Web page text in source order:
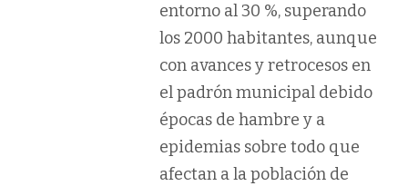
entorno al 30 %, superando
los 2000 habitantes, aunque
con avances y retrocesos en
el padrón municipal debido
épocas de hambre y a
epidemias sobre todo que
afectan a la población de